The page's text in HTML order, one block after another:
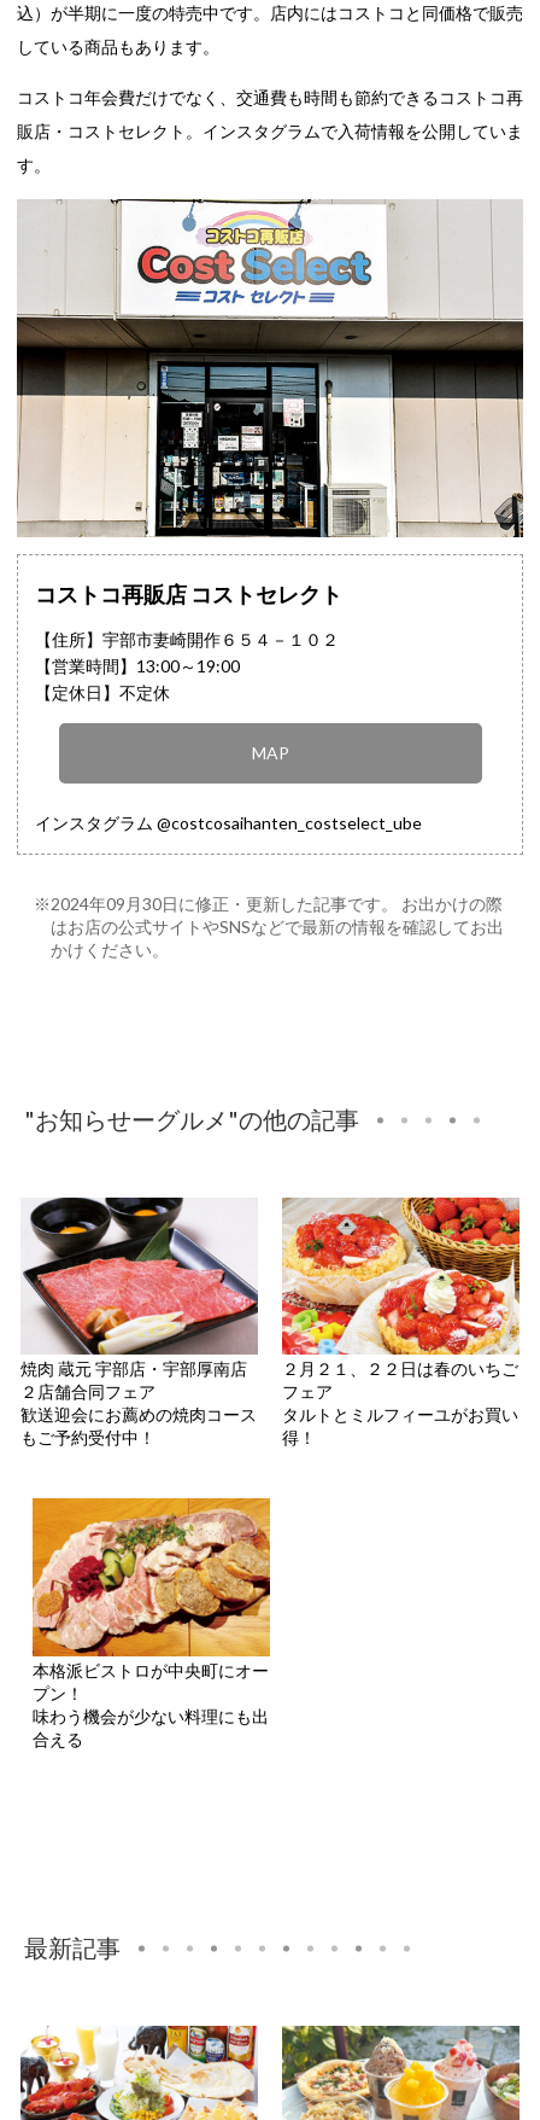
込）が半期に一度の特売中です。店内にはコストコと同価格で販売
している商品もあります。
コストコ年会費だけでなく、交通費も時間も節約できるコストコ再
販店・コストセレクト。インスタグラムで入荷情報を公開していま
す。
コストコ再販店 コストセレクト
【住所】宇部市妻崎開作６５４－１０２
【営業時間】13:00～19:00
【定休日】不定休
MAP
インスタグラム @costcosaihanten_costselect_ube
※2024年09月30日に修正・更新した記事です。 お出かけの際
はお店の公式サイトやSNSなどで最新の情報を確認してお出
かけください。
"お知らせーグルメ"の他の記事
焼肉 蔵元 宇部店・宇部厚南店
２店舗合同フェア
歓送迎会にお薦めの焼肉コース
もご予約受付中！
２月２１、２２日は春のいちご
フェア
タルトとミルフィーユがお買い
得！
本格派ビストロが中央町にオー
プン！
味わう機会が少ない料理にも出
合える
最新記事